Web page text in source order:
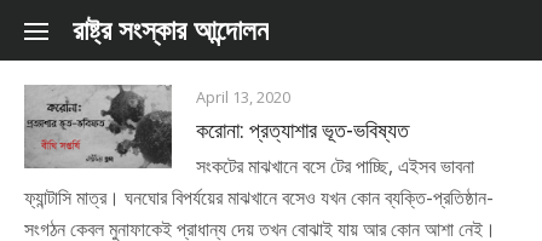
Skip to content
রাষ্ট্র সংস্কার আন্দোলন
April 13, 2020
করোনা: প্রত্যাশার ভূত-ভবিষ্যত
সংকটের মাঝখানে বসে টের পাচ্ছি, এইসব ভাবনা
ফ্যান্টাসি মাত্র। ঘনঘোর বিপর্যয়ের মাঝখানে বসেও যখন কোন ব্যক্তি-প্রতিষ্ঠান-
সংগঠন কেবল মুনাফাকেই প্রাধান্য দেয় তখন বোঝাই যায় আর কোন আশা নেই।